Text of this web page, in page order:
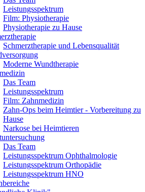
Leistungsspektrum
Film: Physiotherapie
Physiotherapie zu Hause
Schmerztherapie und Lebensqualität
Moderne Wundtherapie
Das Team
Leistungsspektrum
Film: Zahnmedizin
Zahn-Ops beim Heimtier - Vorbereitung zu
Hause
Narkose bei Heimtieren
Das Team
Leistungsspektrum Ophthalmologie
Leistungsspektrum Orthopädie
Leistungsspektrum HNO